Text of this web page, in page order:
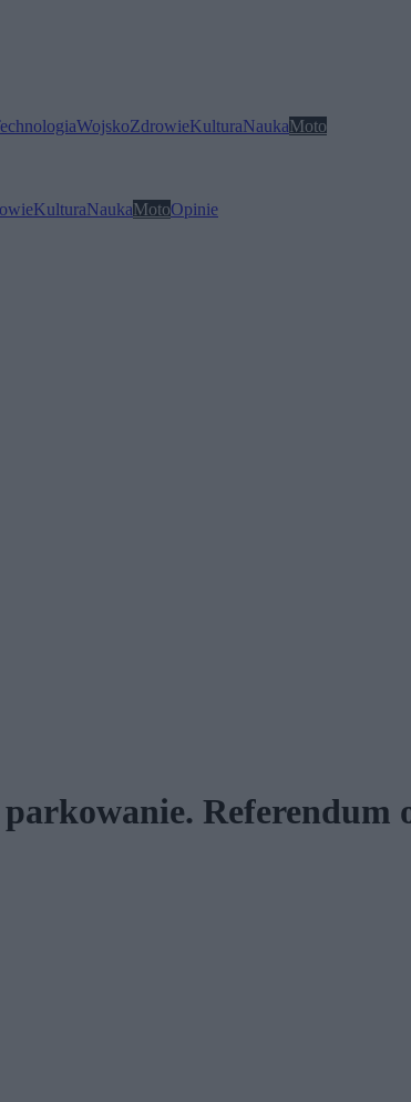
WojskoZdrowieKulturaNaukaMoto
KulturaNaukaMotoOpinie
Referendum